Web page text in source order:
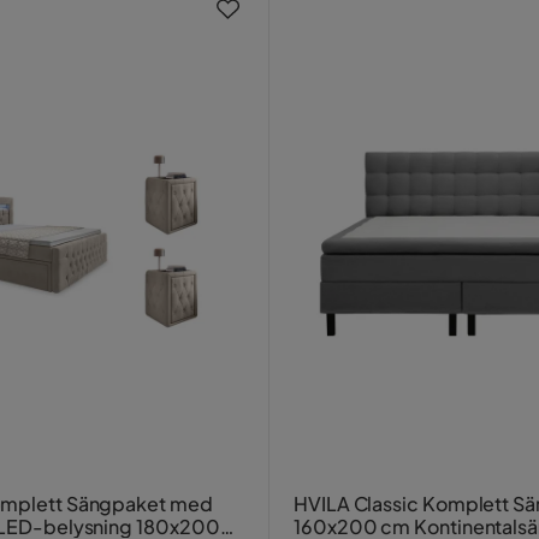
Sängpaket med
belysning 180x200
HVILA Classic Komplett
160x200 cm